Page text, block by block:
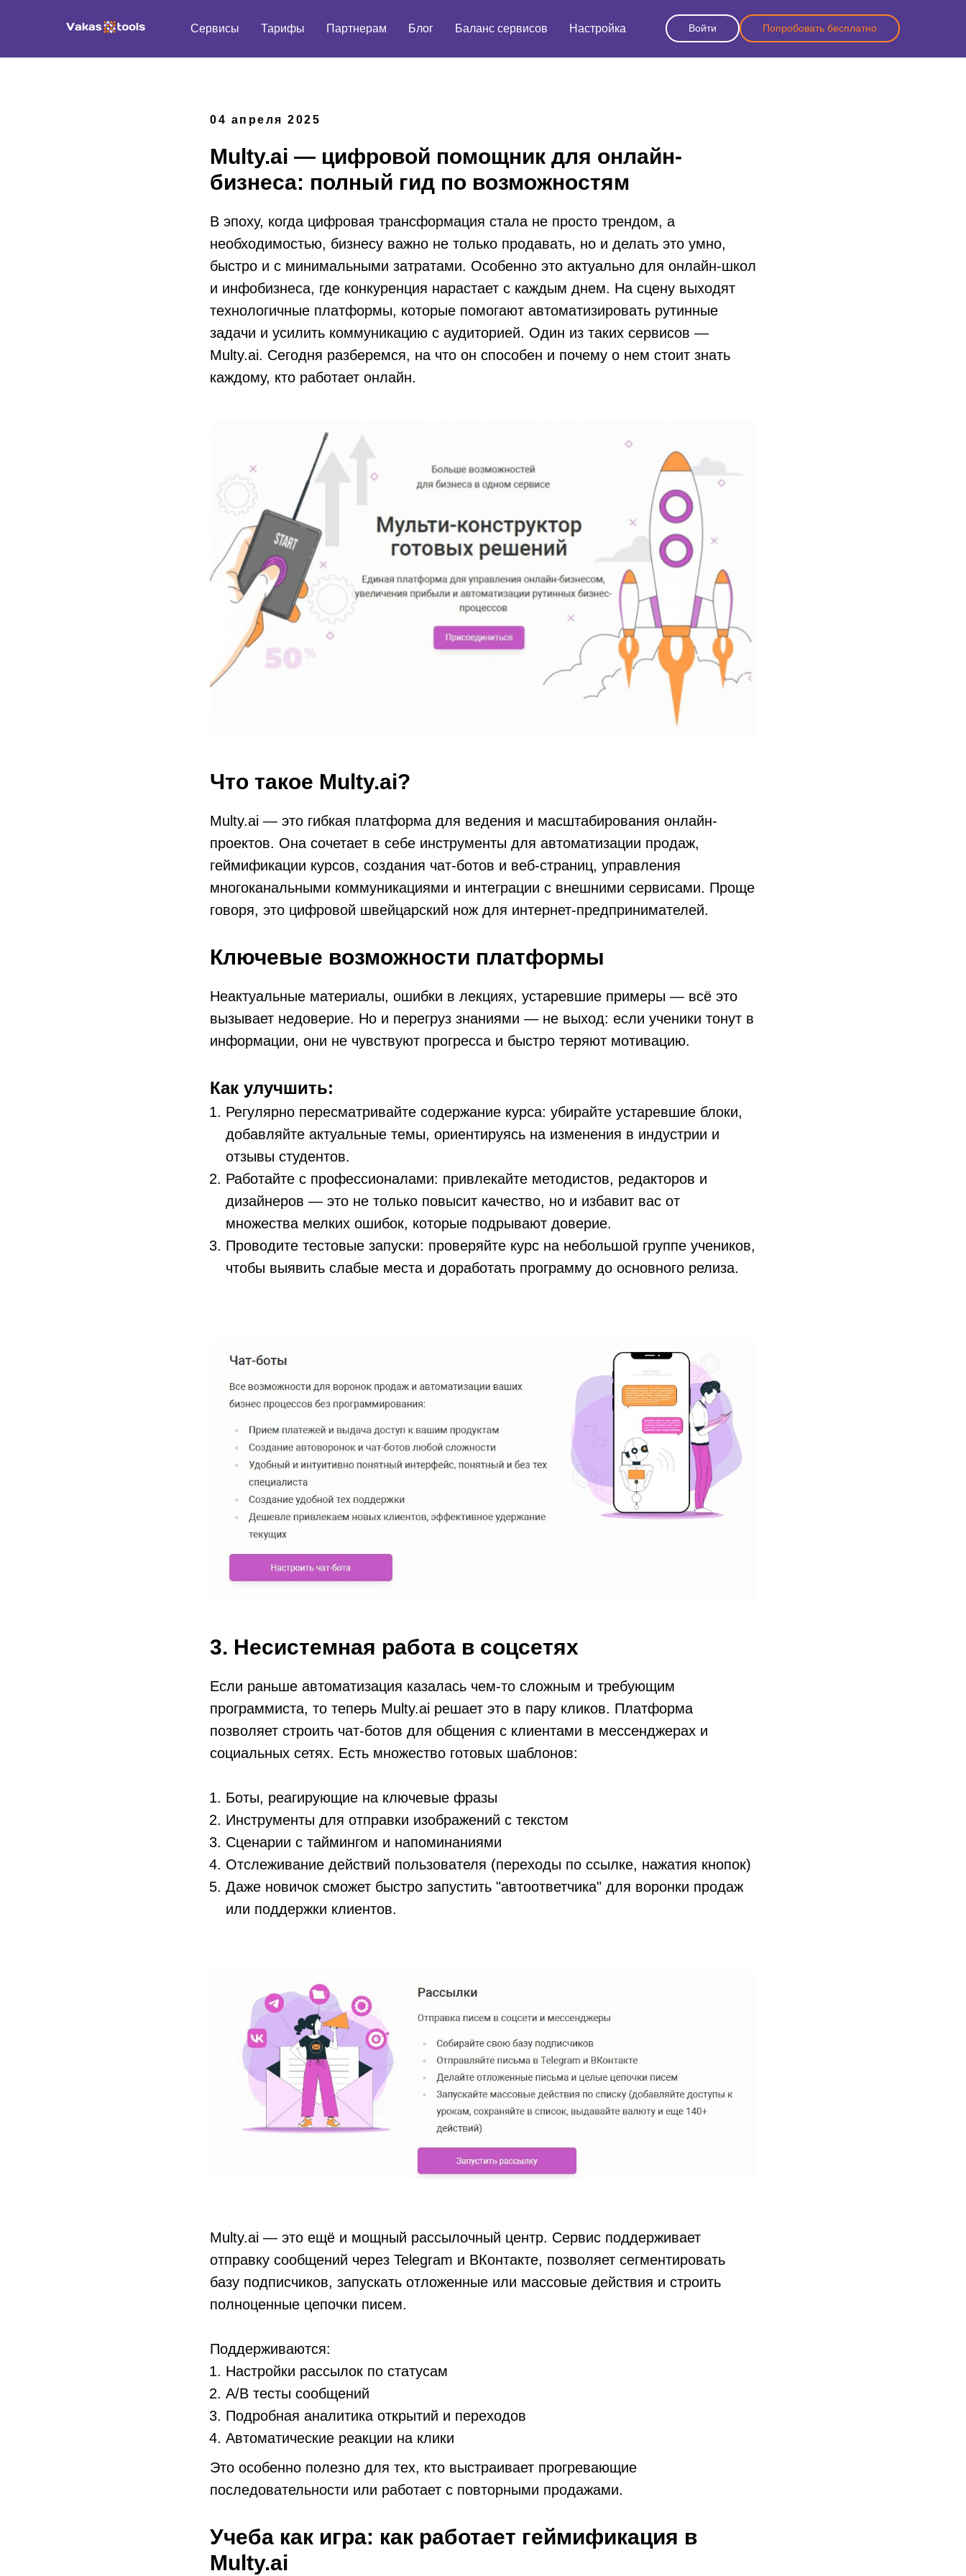
Сервисы Тарифы Партнерам Блог Баланс сервисов Настройка Войти Попробовать бесплатно
04 апреля 2025
Multy.ai — цифровой помощник для онлайн-
бизнеса: полный гид по возможностям
В эпоху, когда цифровая трансформация стала не просто трендом, а
необходимостью, бизнесу важно не только продавать, но и делать это умно,
быстро и с минимальными затратами. Особенно это актуально для онлайн-школ
и инфобизнеса, где конкуренция нарастает с каждым днем. На сцену выходят
технологичные платформы, которые помогают автоматизировать рутинные
задачи и усилить коммуникацию с аудиторией. Один из таких сервисов —
Multy.ai. Сегодня разберемся, на что он способен и почему о нем стоит знать
каждому, кто работает онлайн.
Что такое Multy.ai?
Multy.ai — это гибкая платформа для ведения и масштабирования онлайн-
проектов. Она сочетает в себе инструменты для автоматизации продаж,
геймификации курсов, создания чат-ботов и веб-страниц, управления
многоканальными коммуникациями и интеграции с внешними сервисами. Проще
говоря, это цифровой швейцарский нож для интернет-предпринимателей.
Ключевые возможности платформы
Неактуальные материалы, ошибки в лекциях, устаревшие примеры — всё это
вызывает недоверие. Но и перегруз знаниями — не выход: если ученики тонут в
информации, они не чувствуют прогресса и быстро теряют мотивацию.
Как улучшить:
Регулярно пересматривайте содержание курса: убирайте устаревшие блоки,
добавляйте актуальные темы, ориентируясь на изменения в индустрии и
отзывы студентов.
Работайте с профессионалами: привлекайте методистов, редакторов и
дизайнеров — это не только повысит качество, но и избавит вас от
множества мелких ошибок, которые подрывают доверие.
Проводите тестовые запуски: проверяйте курс на небольшой группе учеников,
чтобы выявить слабые места и доработать программу до основного релиза.
3. Несистемная работа в соцсетях
Если раньше автоматизация казалась чем-то сложным и требующим
программиста, то теперь Multy.ai решает это в пару кликов. Платформа
позволяет строить чат-ботов для общения с клиентами в мессенджерах и
социальных сетях. Есть множество готовых шаблонов:
Боты, реагирующие на ключевые фразы
Инструменты для отправки изображений с текстом
Сценарии с таймингом и напоминаниями
Отслеживание действий пользователя (переходы по ссылке, нажатия кнопок)
Даже новичок сможет быстро запустить "автоответчика" для воронки продаж
или поддержки клиентов.
Multy.ai — это ещё и мощный рассылочный центр. Сервис поддерживает
отправку сообщений через Telegram и ВКонтакте, позволяет сегментировать
базу подписчиков, запускать отложенные или массовые действия и строить
полноценные цепочки писем.
Поддерживаются:
Настройки рассылок по статусам
A/B тесты сообщений
Подробная аналитика открытий и переходов
Автоматические реакции на клики
Это особенно полезно для тех, кто выстраивает прогревающие
последовательности или работает с повторными продажами.
Учеба как игра: как работает геймификация в
Multy.ai